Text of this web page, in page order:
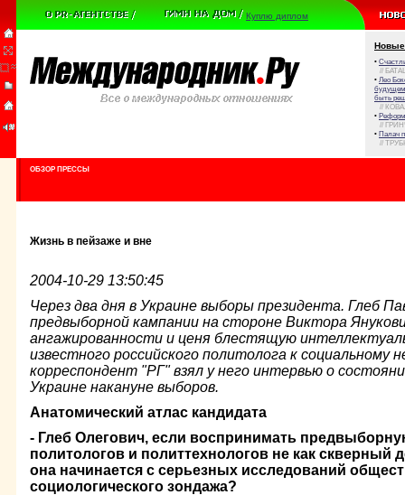
Куплю диплом
Новые
•
//
• Лео
будущем
быть
//
•
//
• Палач
//
ОБЗОР ПРЕССЫ
Жизнь в пейзаже и вне
2004-10-29 13:50:45
Через два дня в Украине выборы президента. Глеб
предвыборной кампании на стороне Виктора
ангажированности и ценя блестящую
известного российского политолога к социальному
корреспондент "РГ" взял у него интервью о
Украине накануне выборов.
Анатомический атлас кандидата
- Глеб Олегович, если воспринимать
политологов и политтехнологов не как скверный
она начинается с серьезных исследований
социологического зондажа?